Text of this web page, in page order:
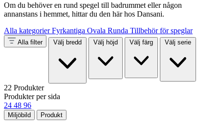
Om du behöver en rund spegel till badrummet eller någon
annanstans i hemmet, hittar du den här hos Dansani.
Alla kategorierFyrkantiga Ovala Runda Tillbehör för speglar
Alla filter Välj bredd Välj höjd Välj färg Välj serie
22 Produkter
Produkter per sida
24 48 96
Miljöbild Produkt